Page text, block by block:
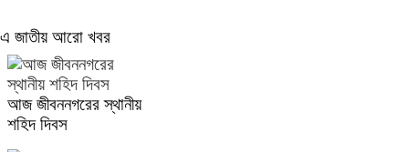
এ জাতীয় আরো খবর
আজ জীবননগরের স্থানীয়
শহিদ দিবস